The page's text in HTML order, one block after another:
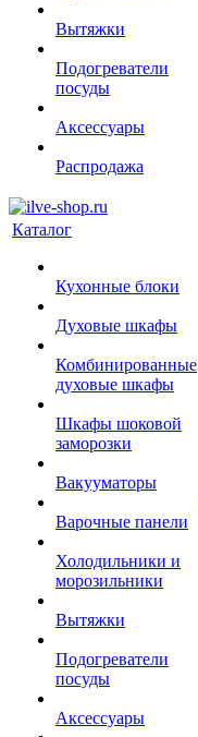
Вытяжки
Подогреватели
посуды
Аксессуары
Распродажа
Каталог
Кухонные блоки
Духовые шкафы
Комбинированные
духовые шкафы
Шкафы шоковой
заморозки
Вакууматоры
Варочные панели
Холодильники и
морозильники
Вытяжки
Подогреватели
посуды
Аксессуары